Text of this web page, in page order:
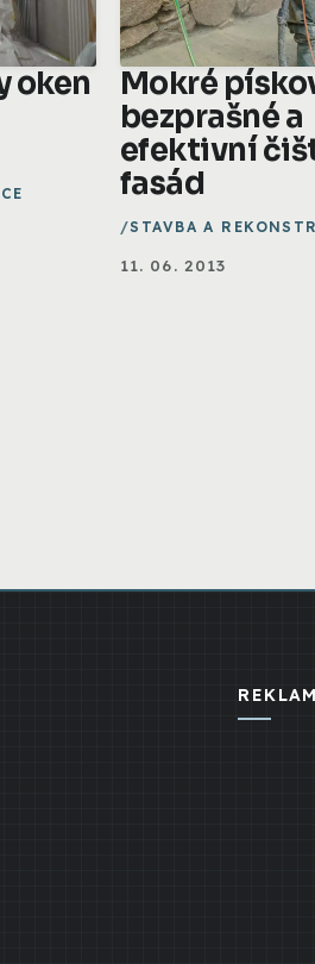
oken
Mokré
bezprašné a
efektivní
fasád
STAVBA A
11. 06. 2013